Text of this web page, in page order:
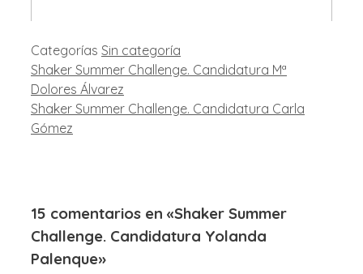
Categorías Sin categoría
Shaker Summer Challenge. Candidatura Mª
Dolores Álvarez
Shaker Summer Challenge. Candidatura Carla
Gómez
15 comentarios en «Shaker Summer
Challenge. Candidatura Yolanda
Palenque»